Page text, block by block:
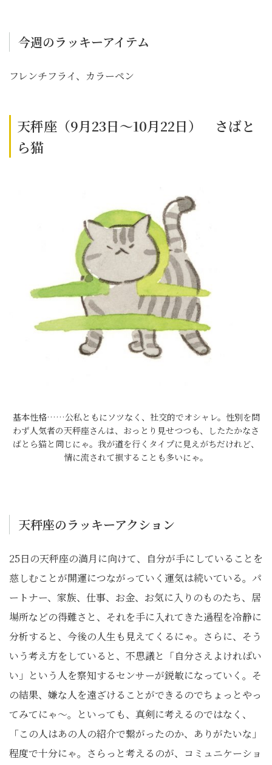
今週のラッキーアイテム
フレンチフライ、カラーペン
天秤座（9月23日～10月22日） さばと
ら猫
基本性格……公私ともにソツなく、社交的でオシャレ。性別を問
わず人気者の天秤座さんは、おっとり見せつつも、したたかなさ
ばとら猫と同じにゃ。我が道を行くタイプに見えがちだけれど、
情に流されて損することも多いにゃ。
天秤座のラッキーアクション
25日の天秤座の満月に向けて、自分が手にしていることを
慈しむことが開運につながっていく運気は続いている。パ
ートナー、家族、仕事、お金、お気に入りのものたち、居
場所などの得難さと、それを手に入れてきた過程を冷静に
分析すると、今後の人生も見えてくるにゃ。さらに、そう
いう考え方をしていると、不思議と「自分さえよければい
い」という人を察知するセンサーが鋭敏になっていく。そ
の結果、嫌な人を遠ざけることができるのでちょっとやっ
てみてにゃ〜。といっても、真剣に考えるのではなく、
「この人はあの人の紹介で繋がったのか、ありがたいな」
程度で十分にゃ。さらっと考えるのが、コミュニケーショ